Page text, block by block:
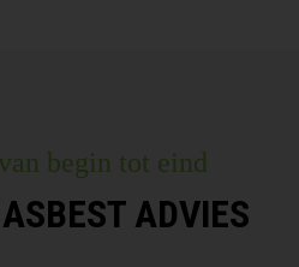
begin tot eind
ADVIES